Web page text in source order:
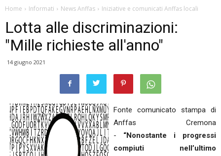
Home Informati News Anffas Iniziative e comunicati Anffas locali
Lotta alle discriminazioni:
"Mille richieste all'anno"
14 giugno 2021
Fonte comunicato stampa di
Anffas Cremona
- “Nonostante i progressi
compiuti nell’ultimo